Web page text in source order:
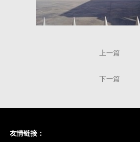
上一篇
下一篇
友情链接：